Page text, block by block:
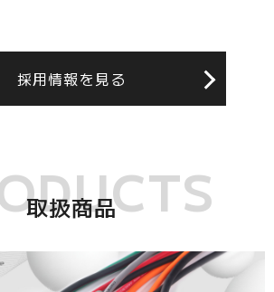
採用情報を見る
取扱商品